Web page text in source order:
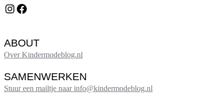
Instagram Facebook
ABOUT
Over Kindermodeblog.nl
SAMENWERKEN
Stuur een mailtje naar info@kindermodeblog.nl